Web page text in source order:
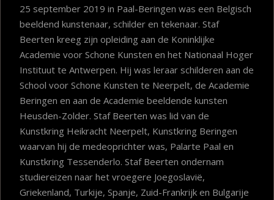
25 september 2019 in Paal-Beringen was een Belgisch
beeldend kunstenaar, schilder en tekenaar. Staf
Beerten kreeg zijn opleiding aan de Koninklijke
Academie voor Schone Kunsten en het Nationaal Hoger
Instituut te Antwerpen. Hij was leraar schilderen aan de
School voor Schone Kunsten te Neerpelt, de Academie
Beringen en aan de Academie beeldende kunsten
Heusden-Zolder. Staf Beerten was lid van de
Kunstkring Heikracht Neerpelt, Kunstkring Beringen
waarvan hij de medeoprichter was, Palarte Paal en
Kunstkring Tessenderlo. Staf Beerten ondernam
studiereizen naar het vroegere Joegoslavië,
Griekenland, Turkije, Spanje, Zuid-Frankrijk en Bulgarije